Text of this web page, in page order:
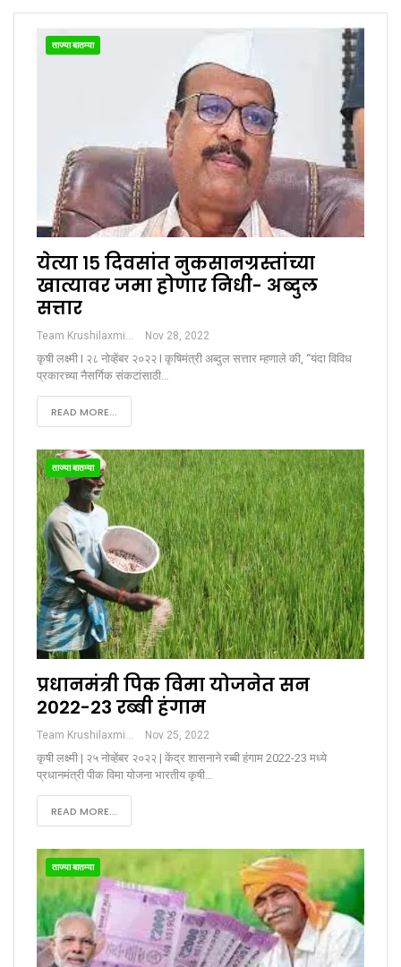
ताज्या बातम्या
येत्या १५ दिवसांत नुकसानग्रस्तांच्या
खात्यावर जमा होणार निधी- अब्दुल
सत्तार
Nov 28, 2022
कृषी लक्ष्मी I २८ नोव्हेंबर २०२२ I कृषिमंत्री अब्दुल सत्तार म्हणाले की, “यंदा विविध
प्रकारच्या नैसर्गिक संकटांसाठी…
READ MORE...
ताज्या बातम्या
प्रधानमंत्री पिक विमा योजनेत सन
2022-23 रब्बी हंगाम
Team Krushilaxmi Nov 25, 2022
कृषी लक्ष्मी | २५ नोव्हेंबर २०२२ | केंद्र शासनाने रब्बी हंगाम 2022-23 मध्ये
प्रधानमंत्री पीक विमा योजना भारतीय कृषी…
READ MORE...
ताज्या बातम्या